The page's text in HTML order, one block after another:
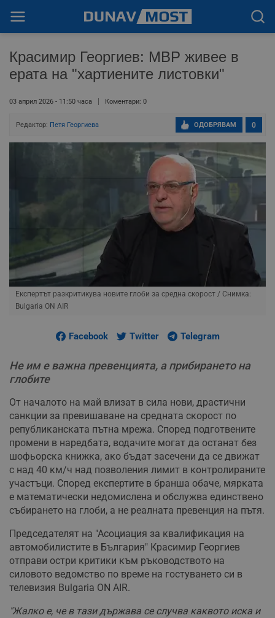
Красимир Георгиев: МВР живее в
ерата на "хартиените листовки"
03 април 2026 - 11:50 часа Коментари: 0
Редактор: Петя Георгиева 0
ОДОБРЯВАМ
Експертът разкритикува новите глоби за средна скорост / Снимка:
Bulgaria ON AIR
Facebook Twitter Telegram
Не им е важна превенцията, а прибирането на
глобите
От началото на май влизат в сила нови, драстични
санкции за превишаване на средната скорост по
републиканската пътна мрежа. Според подготвените
промени в наредбата, водачите могат да останат без
шофьорска книжка, ако бъдат засечени да се движат
с над 40 км/ч над позволения лимит в контролираните
участъци. Според експертите в бранша обаче, мярката
е математически недомислена и обслужва единствено
събирането на глоби, а не реалната превенция на пътя.
Председателят на "Асоциация за квалификация на
автомобилистите в България" Красимир Георгиев
отправи остри критики към ръководството на
силовото ведомство по време на гостуването си в
телевизия Bulgaria ON AIR.
"Жалко е, че в тази държава се случва каквото иска и